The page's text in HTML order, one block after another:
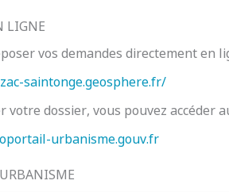
LIGNE
vos demandes directement en
saintonge.geosphere.fr/
votre dossier, vous pouvez accéder
urbanisme.gouv.fr